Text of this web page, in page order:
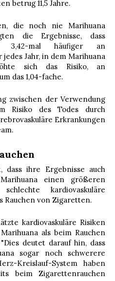
betrug 11,5 Jahre.
die noch nie Marihuana
die Ergebnisse, dass
3,42-mal häufiger an
Jahr, in dem Marihuana
sich das Risiko, an
das 1,04-fache.
zwischen der Verwendung
Risiko des Todes durch
Erkrankungen
dass ihre Ergebnisse auch
einen größeren
kardiovaskuläre
Rauchen von Zigaretten.
kardiovaskuläre Risiken
als beim Rauchen
deutet darauf hin, dass
sogar noch schwerere
Kreislauf-System haben
beim Zigarettenrauchen